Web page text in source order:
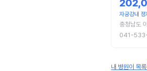
자궁강내
충청남도
041-
내 병원이 목